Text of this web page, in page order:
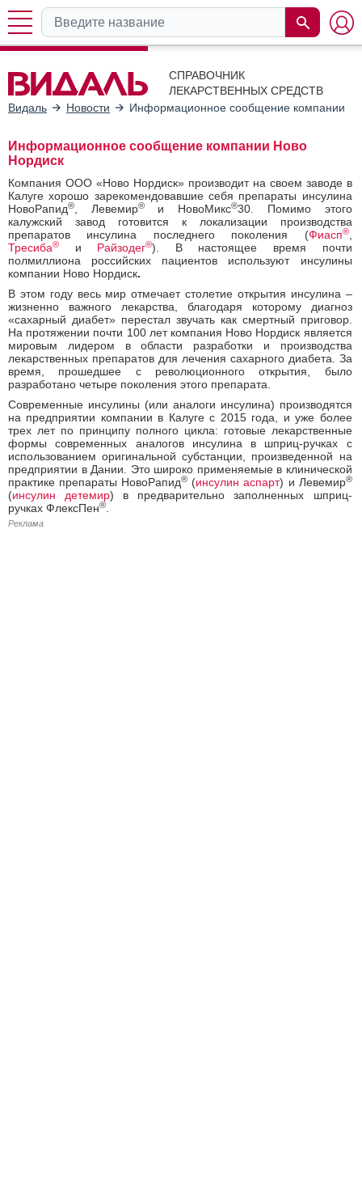
СПРАВОЧНИК
ЛЕКАРСТВЕННЫХ СРЕДСТВ
Видаль
Новости Информационное сообщение компании
Информационное сообщение компании Ново
Нордиск
Компания ООО «Ново Нордиск» производит на своем заводе в
Калуге хорошо зарекомендовавшие себя препараты инсулина
НовоРапид® , Левемир®и НовоМикс®30. Помимо этого
калужский завод готовится к локализации производства
препаратов инсулина последнего поколения (Фиасп®,
Тресиба® и Райзодег®). В настоящее время почти
полмиллиона российских пациентов используют инсулины
компании Ново Нордиск.
В этом году весь мир отмечает столетие открытия инсулина –
жизненно важного лекарства, благодаря которому диагноз
«сахарный диабет» перестал звучать как смертный приговор.
На протяжении почти 100 лет компания Ново Нордиск является
мировым лидером в области разработки и производства
лекарственных препаратов для лечения сахарного диабета. За
время, прошедшее с революционного открытия, было
разработано четыре поколения этого препарата.
Современные инсулины (или аналоги инсулина) производятся
на предприятии компании в Калуге с 2015 года, и уже более
трех лет по принципу полного цикла: готовые лекарственные
формы современных аналогов инсулина в шприц-ручках с
использованием оригинальной субстанции, произведенной на
предприятии в Дании. Это широко применяемые в клинической
практике препараты НовоРапид® (инсулин аспарт) и Левемир®
(инсулин детемир) в предварительно заполненных шприц-
ручках ФлексПен®
Реклама